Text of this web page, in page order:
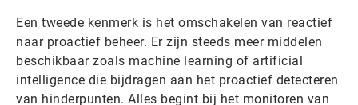
Een tweede kenmerk is het omschakelen van reactief
naar proactief beheer. Er zijn steeds meer middelen
beschikbaar zoals machine learning of artificial
intelligence die bijdragen aan het proactief detecteren
van hinderpunten. Alles begint bij het monitoren van